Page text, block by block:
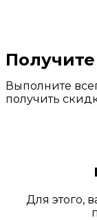
Выполните
получить
Для этого,